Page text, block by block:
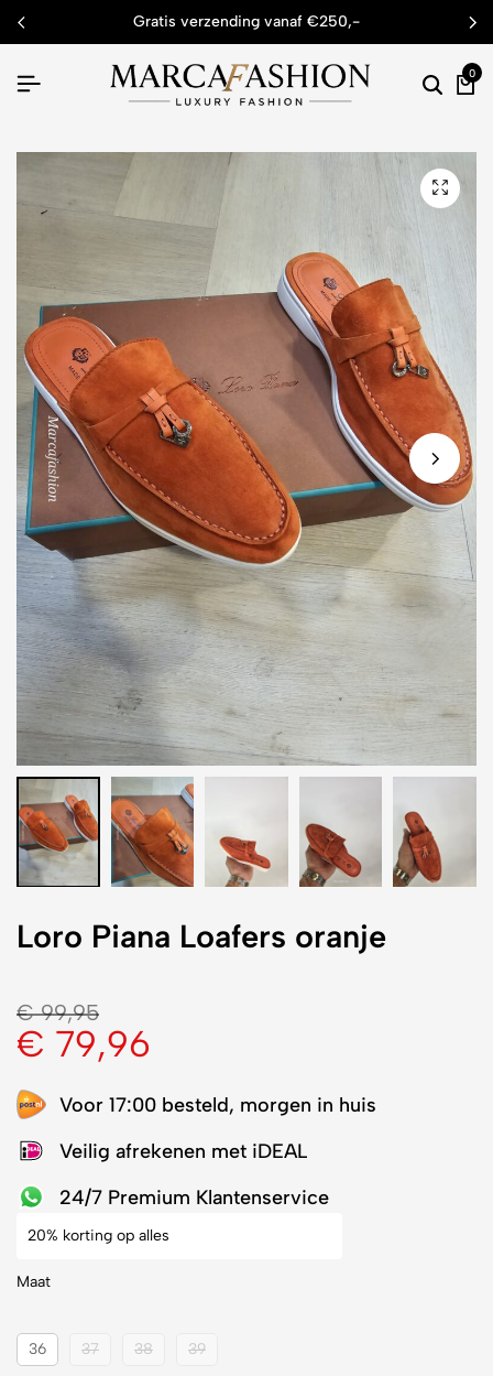
gratis verzending vanaf €250,-
0
Loro Piana Loafers oranje
€99,95
€ 79,96
Voor 17:00 besteld, morgen in huis
Veilig afrekenen met iDEAL
24/7 Premium Klantenservice
20% korting op alles
Maat
36 37 38 39